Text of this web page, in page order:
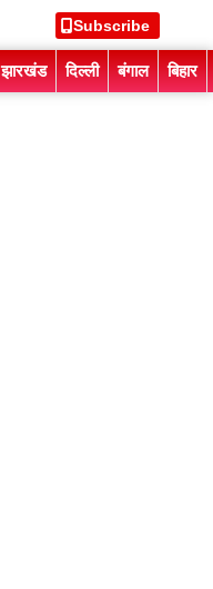
Subscribe
झारखंड दिल्ली बंगाल बिहार